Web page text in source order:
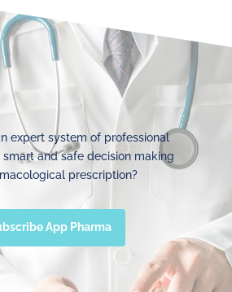
expert system of professional
and safe decision making
prescription?
App Pharma